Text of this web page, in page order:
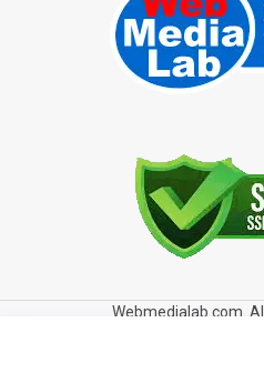
Webmedialab.com.